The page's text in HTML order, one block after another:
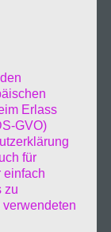
um 18.30
Bahn
Der
ging
grenze.
so war
Erlass
GVO)
für
einfach
zu